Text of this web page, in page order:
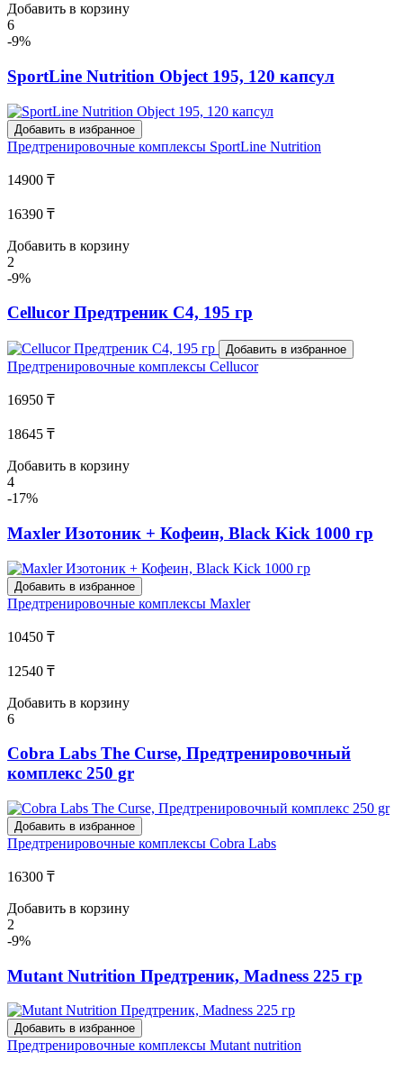
Добавить в корзину
6
-9%
SportLine Nutrition Object 195, 120 капсул
Добавить в избранное
Предтренировочные комплексы SportLine Nutrition
14900 ₸
16390 ₸
Добавить в корзину
2
-9%
Cellucor Предтреник C4, 195 гр
Добавить в избранное
Предтренировочные комплексы Cellucor
16950 ₸
18645 ₸
Добавить в корзину
4
-17%
Maxler Изотоник + Кофеин, Black Kick 1000 гр
Добавить в избранное
Предтренировочные комплексы Maxler
10450 ₸
12540 ₸
Добавить в корзину
6
Cobra Labs The Curse, Предтренировочный
комплекс 250 gr
Добавить в избранное
Предтренировочные комплексы Cobra Labs
16300 ₸
Добавить в корзину
2
-9%
Mutant Nutrition Предтреник, Madness 225 гр
Добавить в избранное
Предтренировочные комплексы Mutant nutrition